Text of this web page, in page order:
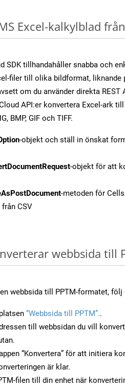
Excel-kalkylblad
SDK tillhandahåller snabba och
filer till olika bildformat, liknande
om du använder direkta REST
API:er konvertera Excel-ark
BMP, GIF och TIFF.
-objekt och ställ in önskat
-objekt för att
-metoden för
CSV
webbsida till
webbsida till PPTM-formatet, följ
“Webbsida till PPTM”..
till webbsidan du vill
“Konvertera” för att initiera
är klar.
filen till din enhet när